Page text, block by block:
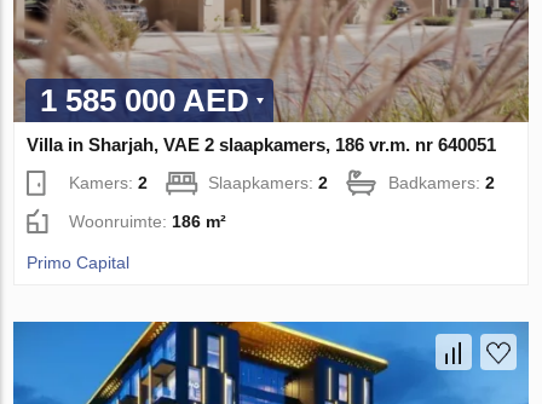
1 585 000 AED
Villa in Sharjah, VAE 2 slaapkamers, 186 vr.m. nr 640051
Kamers:2 Slaapkamers:2 Badkamers:2
Woonruimte: 186 m²
Primo Capital